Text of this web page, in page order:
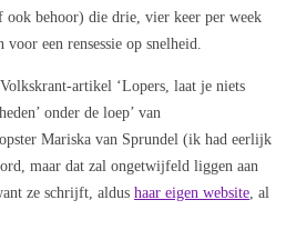
ook behoor) die drie, vier keer per week
een rensessie op snelheid.
artikel ‘Lopers, laat je niets
onder de loep’ van
Mariska van Sprundel (ik had eerlijk
maar dat zal ongetwijfeld liggen aan
ze schrijft, aldus haar eigen website, al